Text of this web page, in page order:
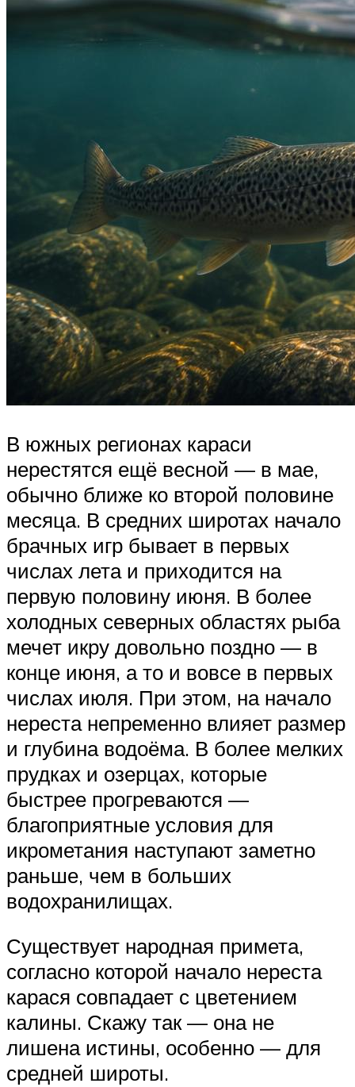
В южных регионах караси
нерестятся ещё весной — в мае,
обычно ближе ко второй половине
месяца. В средних широтах начало
брачных игр бывает в первых
числах лета и приходится на
первую половину июня. В более
холодных северных областях рыба
мечет икру довольно поздно — в
конце июня, а то и вовсе в первых
числах июля. При этом, на начало
нереста непременно влияет размер
и глубина водоёма. В более мелких
прудках и озерцах, которые
быстрее прогреваются —
благоприятные условия для
икрометания наступают заметно
раньше, чем в больших
водохранилищах.
Существует народная примета,
согласно которой начало нереста
карася совпадает с цветением
калины. Скажу так — она не
лишена истины, особенно — для
средней широты.